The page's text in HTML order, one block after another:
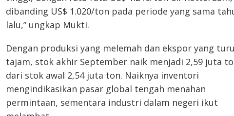
dibanding US$ 1.020/ton pada periode yang sama
lalu,” ungkap Mukti.
Dengan produksi yang melemah dan ekspor yang
tajam, stok akhir September naik menjadi 2,59 juta
dari stok awal 2,54 juta ton. Naiknya inventori
mengindikasikan pasar global tengah menahan
permintaan, sementara industri dalam negeri ikut